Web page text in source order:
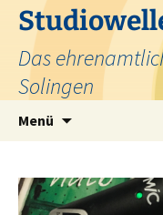
Zum
Inhalt
springen
Das
Solingen
Menü